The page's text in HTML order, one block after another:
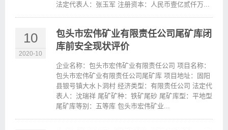
法定代表人：张玉军 注册资本：人民币壹亿贰仟万...
10
2020-10
包头市宏伟矿业有限责任公司尾矿库闭
库前安全现状评价
企业名称：包头市宏伟矿业有限责任公司 项目名称：
包头市宏伟矿业有限责任公司尾矿库 项目地址：固阳
县银号镇大水卜洞村 经济类型：有限责任公司 法定代
表人：沈瑞祥 尾矿矿种：铁矿尾砂 尾矿库型：平地型
尾矿库等别：五等库 包头市宏伟矿业...